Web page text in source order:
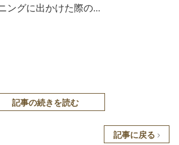
ングに出かけた際の...
記事の続きを読む
記事に戻る